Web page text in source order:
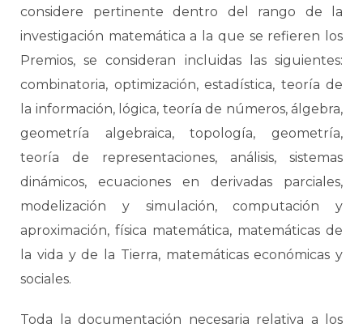
considere pertinente dentro del rango de la
investigación matemática a la que se refieren los
Premios, se consideran incluidas las siguientes:
combinatoria, optimización, estadística, teoría de
la información, lógica, teoría de números, álgebra,
geometría algebraica, topología, geometría,
teoría de representaciones, análisis, sistemas
dinámicos, ecuaciones en derivadas parciales,
modelización y simulación, computación y
aproximación, física matemática, matemáticas de
la vida y de la Tierra, matemáticas económicas y
sociales.
Toda la documentación necesaria relativa a los